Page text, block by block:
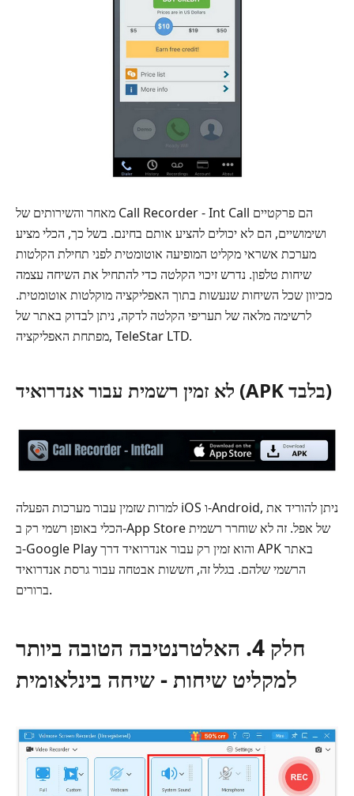
מאחר והשירותים של Call Recorder - Int Call הם פרקטיים
ושימושיים, הם לא יכולים להציע אותם בחינם. בשל כך, הכלי מציע
מערכת אשראי מקליט המופיעה אוטומטית לפני תחילת הקלטות
שיחות טלפון. נדרש זיכוי הקלטה כדי להתחיל את השיחה עצמה
מכיוון שכל השיחות שנעשות בתוך האפליקציה מוקלטות אוטומטית.
לרשימה מלאה של תעריפי הקלטה לדקה, ניתן לבדוק באתר של
מפתחת האפליקציה, TeleStar LTD.
לא זמין רשמית עבור אנדרואיד (APK בלבד)
למרות שזמין עבור מערכות הפעלה iOS ו-Android, ניתן להוריד את
הכלי באופן רשמי רק ב-App Store של אפל. זה לא שוחרר רשמית
ב-Google Play והוא זמין רק עבור אנדרואיד דרך APK באתר
הרשמי שלהם. בגלל זה, חששות אבטחה עבור גרסת אנדרואיד
ברורים.
חלק 4. האלטרנטיבה הטובה ביותר
למקליט שיחות - שיחה בינלאומית